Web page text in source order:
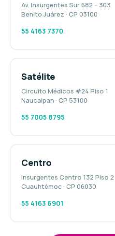
Av. Insurgentes Sur 682 – 303
Benito Juárez · CP 03100
55 4163 7370
Satélite
Circuito Médicos #24 Piso 1
Naucalpan · CP 53100
55 7005 8795
Centro
Insurgentes Centro 132 Piso
Cuauhtémoc · CP 06030
55 4163 6901